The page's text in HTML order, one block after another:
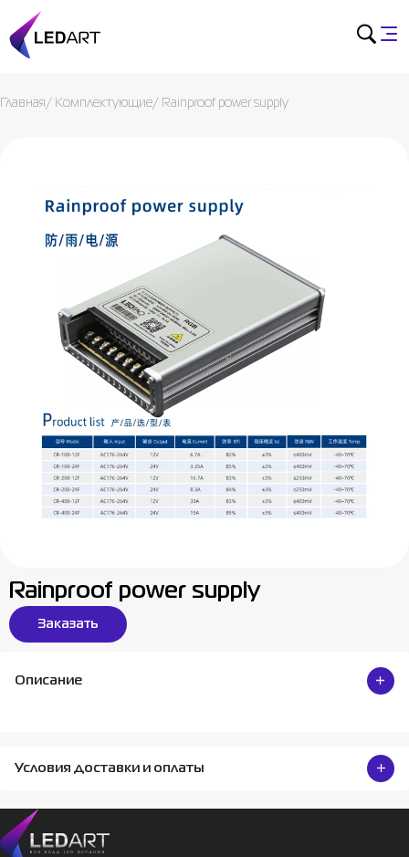
Главная / Комплектующие/ Rainproof power supply
Rainproof power supply
Заказать
Описание
Условия доставки и оплаты